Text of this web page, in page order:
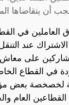
أن يتقاضاها
في
عند
على معاش
في القطاع
لخصخصة بعض
القطاعين العام